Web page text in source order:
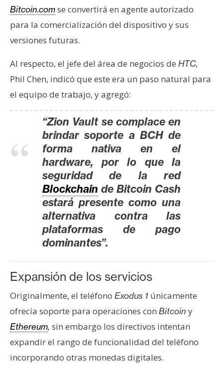
I
A
n
á
N
e
P
r
n
s
a
Bitcoin.comse convertirá en agente autorizado
para la comercialización del dispositivo y sus
versiones futuras.
Al respecto, el jefe del área de negocios de HTC,
Phil Chen, indicó que este era un paso natural para
el equipo de trabajo, y agregó:
“Zion Vault se complace en
brindar soporte a BCH de
forma nativa en el
hardware, por lo que la
seguridad de la red
Blockchain de Bitcoin Cash
estará presente como una
alternativa contra las
plataformas de pago
dominantes”.
Expansión de los servicios
Originalmente, el teléfono Exodus 1 únicamente
ofrecía soporte para operaciones con Bitcoin y
Ethereum, sin embargo los directivos intentan
expandir el rango de funcionalidad del teléfono
incorporando otras monedas digitales.